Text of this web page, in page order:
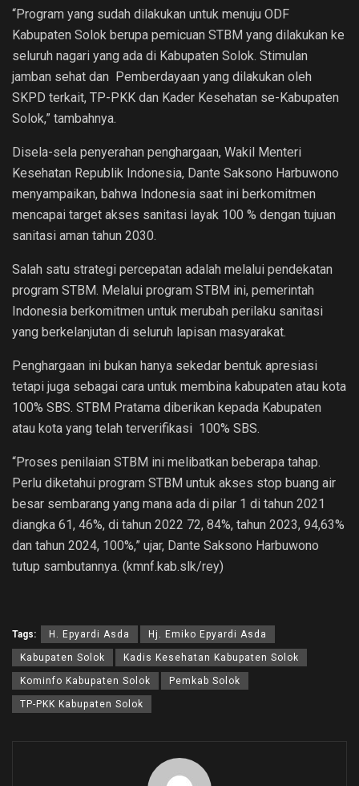
“Program yang sudah dilakukan untuk menuju ODF
Kabupaten Solok berupa pemicuan STBM yang dilakukan ke
seluruh nagari yang ada di Kabupaten Solok. Stimulan
jamban sehat dan Pemberdayaan yang dilakukan oleh
SKPD terkait, TP-PKK dan Kader Kesehatan se-Kabupaten
Solok,” tambahnya.
Disela-sela penyerahan penghargaan, Wakil Menteri
Kesehatan Republik Indonesia, Dante Saksono Harbuwono
menyampaikan, bahwa Indonesia saat ini berkomitmen
mencapai target akses sanitasi layak 100 % dengan tujuan
sanitasi aman tahun 2030.
Salah satu strategi percepatan adalah melalui pendekatan
program STBM. Melalui program STBM ini, pemerintah
Indonesia berkomitmen untuk merubah perilaku sanitasi
yang berkelanjutan di seluruh lapisan masyarakat.
Penghargaan ini bukan hanya sekedar bentuk apresiasi
tetapi juga sebagai cara untuk membina kabupaten atau kota
100% SBS. STBM Pratama diberikan kepada Kabupaten
atau kota yang telah terverifikasi 100% SBS.
“Proses penilaian STBM ini melibatkan beberapa tahap.
Perlu diketahui program STBM untuk akses stop buang air
besar sembarang yang mana ada di pilar 1 di tahun 2021
diangka 61, 46%, di tahun 2022 72, 84%, tahun 2023, 94,63%
dan tahun 2024, 100%,” ujar, Dante Saksono Harbuwono
tutup sambutannya. (kmnf.kab.slk/rey)
Tags: H. Epyardi Asda Hj. Emiko Epyardi Asda
Kabupaten Solok Kadis Kesehatan Kabupaten Solok
Kominfo Kabupaten Solok Pemkab Solok
TP-PKK Kabupaten Solok